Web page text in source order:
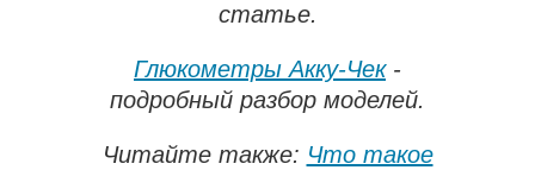
статье.
Глюкометры Акку-Чек-
подробный разбор моделей.
Читайте также: Что такое